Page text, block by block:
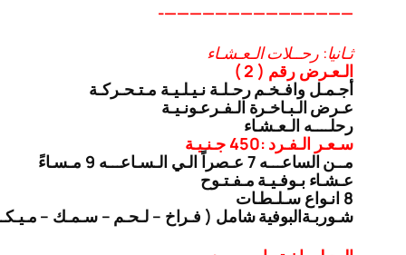
———————————————-
ثـانيا: رحــلات الـعـشـاء
الـعـرض رقم ( 2 )
أجـمـل وافـخـم رحـلـة نـيـلـيـة مـتـحـركـة
عـرض الـبـاخـرة الـفـرعـونـيـة
رحلــــه الـعـشـاء
سـعـر الـفـرد :450 جـنـيـة
مــن الساعـــه 7 عـصراً الـي الـسـاعـــه 9 مـسـاءً
عـشـاء بـوفـيـة مـفـتـوح
8 انـواع سـلـطـات
شـوربـةالبوفية شامل ( فـراخ – لـحـم – سـمـك –